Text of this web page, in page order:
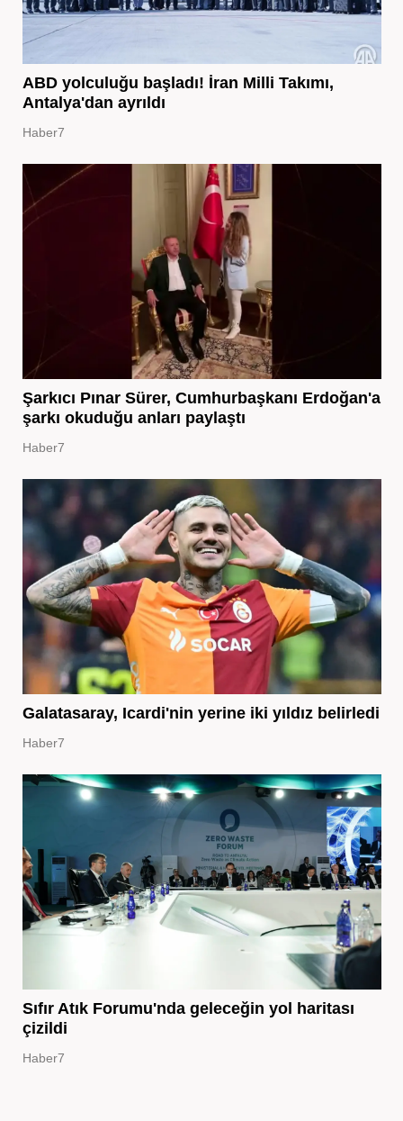
ABD yolculuğu başladı! İran Milli Takımı,
Antalya'dan ayrıldı
Haber7
Şarkıcı Pınar Sürer, Cumhurbaşkanı Erdoğan'a
şarkı okuduğu anları paylaştı
Haber7
Galatasaray, Icardi'nin yerine iki yıldız belirledi
Haber7
Sıfır Atık Forumu'nda geleceğin yol haritası
çizildi
Haber7